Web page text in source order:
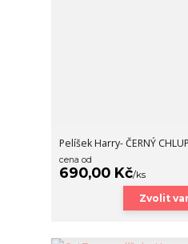
Pelíšek Harry- ČERNÝ CHLUP
cena od
690,00 Kč/ks
Zvolit